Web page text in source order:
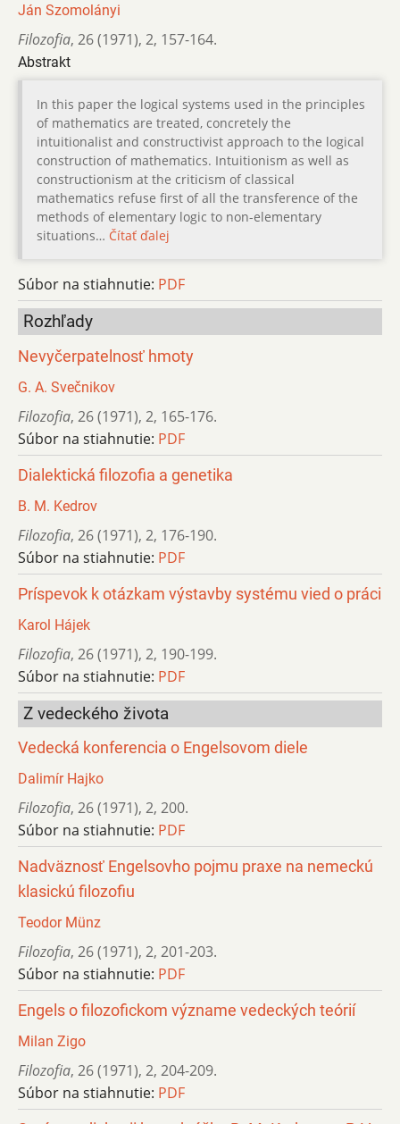
Ján Szomolányi
Filozofia, 26 (1971), 2, 157-164.
Abstrakt
In this paper the logical systems used in the principles
of mathematics are treated, concretely the
intuitionalist and constructivist approach to the logical
construction of mathematics. Intuitionism as well as
constructionism at the criticism of classical
mathematics refuse first of all the transference of the
methods of elementary logic to non-elementary
situations… Čítať ďalej
Súbor na stiahnutie: PDF
Rozhľady
Nevyčerpatelnosť hmoty
G. A. Svečnikov
Filozofia, 26 (1971), 2, 165-176.
Súbor na stiahnutie: PDF
Dialektická filozofia a genetika
B. M. Kedrov
Filozofia, 26 (1971), 2, 176-190.
Súbor na stiahnutie: PDF
Príspevok k otázkam výstavby systému vied o práci
Karol Hájek
Filozofia, 26 (1971), 2, 190-199.
Súbor na stiahnutie: PDF
Z vedeckého života
Vedecká konferencia o Engelsovom diele
Dalimír Hajko
Filozofia, 26 (1971), 2, 200.
Súbor na stiahnutie: PDF
Nadväznosť Engelsovho pojmu praxe na nemeckú
klasickú filozofiu
Teodor Münz
Filozofia, 26 (1971), 2, 201-203.
Súbor na stiahnutie: PDF
Engels o filozofickom význame vedeckých teórií
Milan Zigo
Filozofia, 26 (1971), 2, 204-209.
Súbor na stiahnutie: PDF